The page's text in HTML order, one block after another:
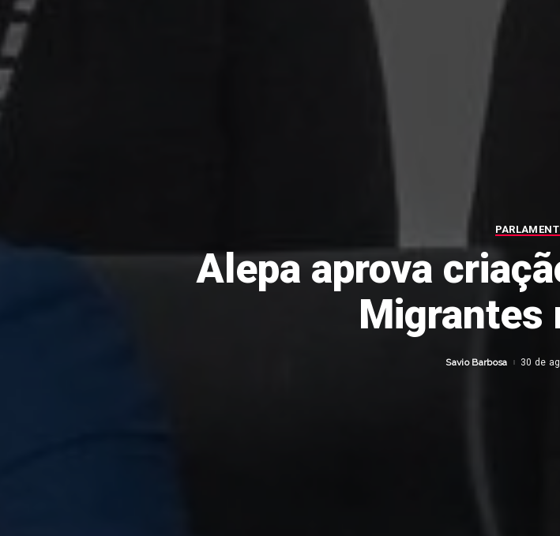
Alepa aprova
Migrantes
Posted
Savio Barbosa 30 de